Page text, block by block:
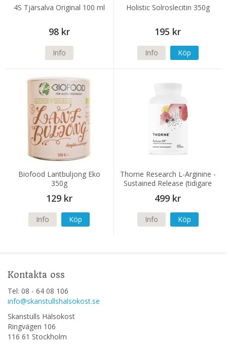
4S Tjärsalva Original 100 ml
98 kr
Info
Holistic Solroslecitin 350g
195 kr
Info Köp
Biofood Lantbuljong Eko
350g
129 kr
Info Köp
Thorne Research L-Arginine -
Sustained Release (tidigare
Perfusia-SR) 120 kapslar
499 kr
Info Köp
Kontakta oss
Tel: 08 - 64 08 106
info@skanstullshalsokost.se
Skanstulls Hälsokost
Ringvägen 106
116 61 Stockholm